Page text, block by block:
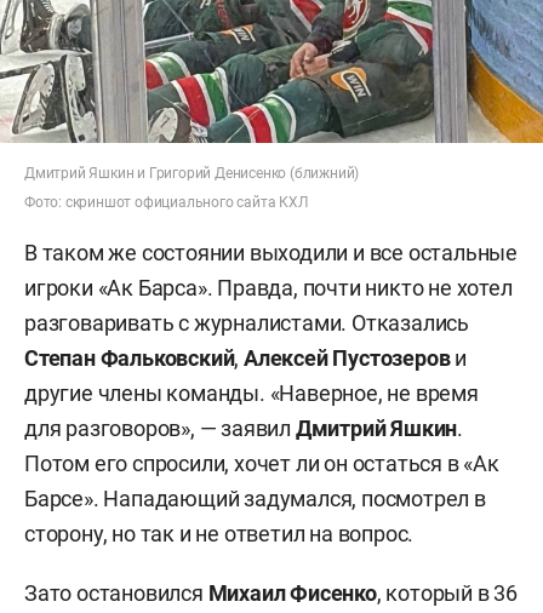
Дмитрий Яшкин и Григорий Денисенко (ближний)
Фото: скриншот официального сайта КХЛ
В таком же состоянии выходили и все остальные
игроки «Ак Барса». Правда, почти никто не хотел
разговаривать с журналистами. Отказались
Степан Фальковский,Алексей Пустозерови
другие члены команды. «Наверное, не время
для разговоров», — заявил Дмитрий Яшкин.
Потом его спросили, хочет ли он остаться в «Ак
Барсе». Нападающий задумался, посмотрел в
сторону, но так и не ответил на вопрос.
Зато остановился Михаил Фисенко, который в 36